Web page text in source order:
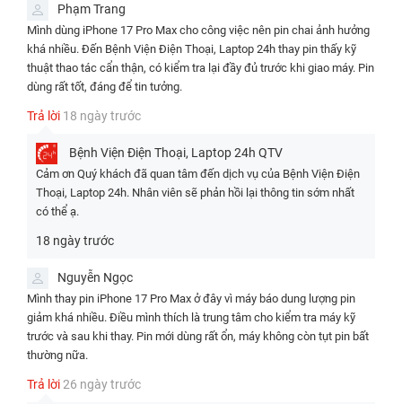
Giá trên có thể thay đổi theo tùy thời điểm, quý khách vui lòng
xem ở trên để cập nhật giá mới nhất (quan trọng).
Điểm nổi bật ở viên pin iPhone 17 Pro Max
nay, đánh dấu bước tiến quan trọng về việc cải thiện thời gian sử
dụng iPhone. Dưới đây là thông số hiệu năng của iPhone được hãng
Apple công bố:
Dung lượng pin: Khoảng4.823 mAh(phiên bản có khay SIM vật
lý) và lên đến
iPhone vượt mốc 5.000 mAh, tăng khoảng 8-9% so với iPhone 16
Pro Max (4.685 mAh).
Phạm Trang
Mình dùng iPhone 17 Pro Max cho công việc nên pin chai ảnh hưởng
khá nhiều. Đến Bệnh Viện Điện Thoại, Laptop 24h thay pin thấy kỹ
thuật thao tác cẩn thận, có kiểm tra lại đầy đủ trước khi giao máy. Pin
dùng rất tốt, đáng để tin tưởng.
Trả lời 18 ngày trước
Bệnh Viện Điện Thoại, Laptop 24h QTV
Cảm ơn Quý khách đã quan tâm đến dịch vụ của Bệnh Viện Điện
Thoại, Laptop 24h. Nhân viên sẽ phản hồi lại thông tin sớm nhất
có thể ạ.
18 ngày trước
Nguyễn Ngọc
Mình thay pin iPhone 17 Pro Max ở đây vì máy báo dung lượng pin
giảm khá nhiều. Điều mình thích là trung tâm cho kiểm tra máy kỹ
trước và sau khi thay. Pin mới dùng rất ổn, máy không còn tụt pin bất
thường nữa.
Trả lời26 ngày trước